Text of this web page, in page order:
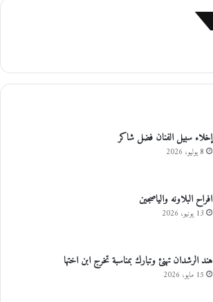
إخلاء سبيل الفنان فضل شاكر
8 يوليو، 2026
افراح البلاونه والياصجين
13 يونيو، 2026
هند الرشدان تهنئ وتبارك بمناسبة تخرج ابن اختها
15 مايو، 2026